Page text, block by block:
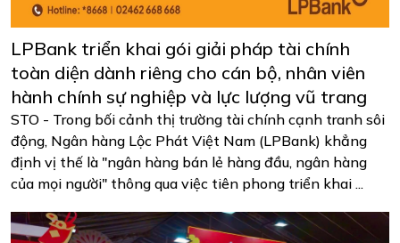
LPBank triển khai gói giải pháp tài chính
toàn diện dành riêng cho cán bộ, nhân viên
hành chính sự nghiệp và lực lượng vũ trang
STO - Trong bối cảnh thị trường tài chính cạnh tranh sôi
động, Ngân hàng Lộc Phát Việt Nam (LPBank) khẳng
định vị thế là "ngân hàng bán lẻ hàng đầu, ngân hàng
của mọi người" thông qua việc tiên phong triển khai ...